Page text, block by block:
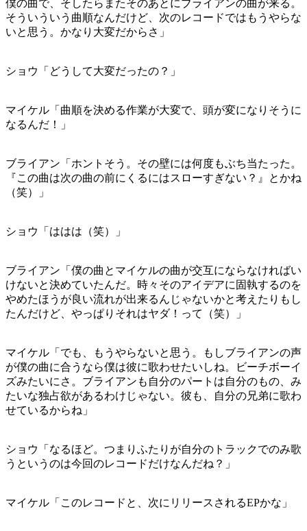
僕の曲で、そしたらまたそのあとにブライアンの曲が来る。
そういういう曲順なんだけど、次のレコードではもうやらな
いと思う。かなり大変だからさ」
ショウ「どうして大変だったの？」
マイケル「曲順を決める作業が大変で、頭が変になりそうに
なるんだ！」
ブライアン「ホントそう。その壁には何度もぶち当たった。
『この曲は次の曲の前にくるにはスローすぎない？』とかね
（笑）」
ショウ「ははは（笑）」
ブライアン「僕の曲とマイケルの曲が交互にならなければい
けないと決めていたんだ。時々そのアイデアに固執するのを
やめたほうが良い流れが出来るんじゃないかと考えたりもし
たんだけど、やっぱりそれはヤダ！って（笑）」
マイケル「でも、もうやらないと思う。もしブライアンの声
が僕の曲に合うなら僕は彼に歌わせたいしね。ビーチボーイ
ズみたいにさ。ブライアンも自分のパートは自分のもの、み
たいな独占欲があるわけじゃない。彼も、自分の兄弟に歌わ
せているからね」
ショウ「なるほど。つまりふたりが自分のトラックでのみ歌
うというのは今回のレコードだけなんだね？」
マイケル「このレコードと、次にリリースされるEPかな」